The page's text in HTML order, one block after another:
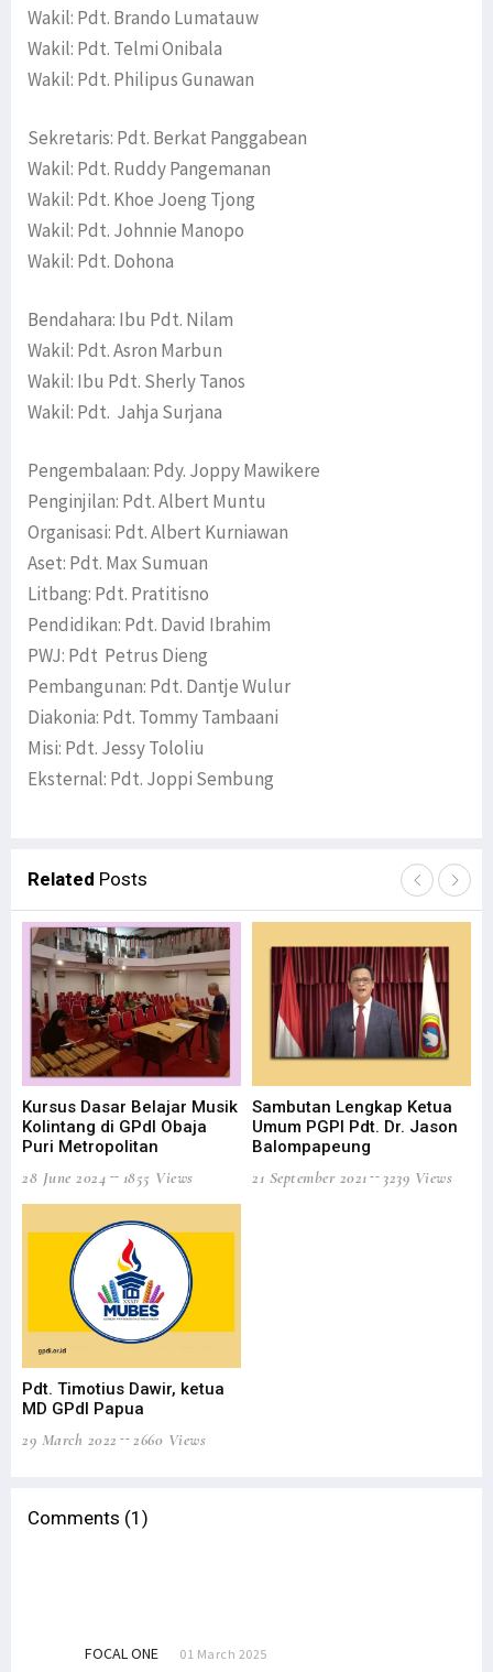
Wakil: Pdt. Brando Lumatauw
Wakil: Pdt. Telmi Onibala
Wakil: Pdt. Philipus Gunawan
Sekretaris: Pdt. Berkat Panggabean
Wakil: Pdt. Ruddy Pangemanan
Wakil: Pdt. Khoe Joeng Tjong
Wakil: Pdt. Johnnie Manopo
Wakil: Pdt. Dohona
Bendahara: Ibu Pdt. Nilam
Wakil: Pdt. Asron Marbun
Wakil: Ibu Pdt. Sherly Tanos
Wakil: Pdt. Jahja Surjana
Pengembalaan: Pdy. Joppy Mawikere
Penginjilan: Pdt. Albert Muntu
Organisasi: Pdt. Albert Kurniawan
Aset: Pdt. Max Sumuan
Litbang: Pdt. Pratitisno
Pendidikan: Pdt. David Ibrahim
PWJ: Pdt Petrus Dieng
Pembangunan: Pdt. Dantje Wulur
Diakonia: Pdt. Tommy Tambaani
Misi: Pdt. Jessy Tololiu
Eksternal: Pdt. Joppi Sembung
Related Posts
Kursus Dasar Belajar Musik
Kolintang di GPdI Obaja
Puri Metropolitan
28 June 2024
1855 Views
Sambutan Lengkap Ketua
Umum PGPI Pdt. Dr. Jason
Balompapeung
21 September 2021
3239 Views
Pdt. Timotius Dawir, ketua
MD GPdI Papua
29 March 2022
2660 Views
Comments (1)
FOCAL ONE 01 March 2025